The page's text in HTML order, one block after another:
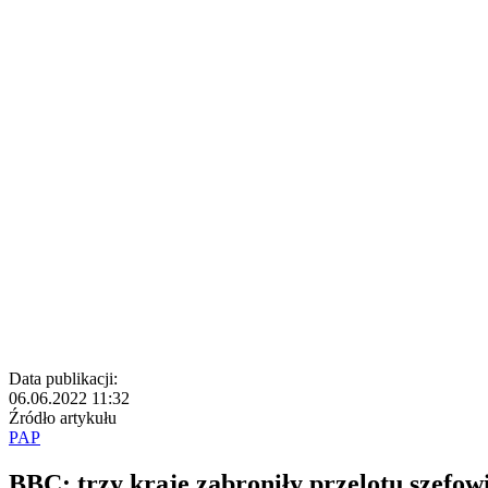
Data publikacji:
06.06.2022 11:32
Źródło artykułu
PAP